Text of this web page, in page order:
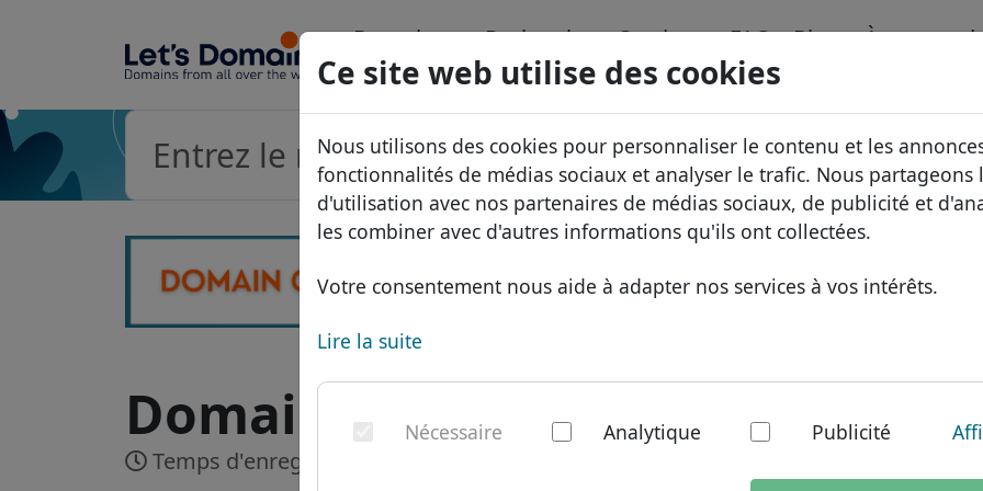
Ce site web utilise des cookies
Nous utilisons des cookies pour personnaliser le contenu et les
fonctionnalités de médias sociaux et analyser le trafic. Nous partageons
d'utilisation avec nos partenaires de médias sociaux, de publicité et
les combiner avec d'autres informations qu'ils ont collectées.
Votre consentement nous aide à adapter nos services à vos intérêts.
Lire la suite
Nécessaire Analytique Publicité
Domaines
Domaines asiatiques
Domaines européens
Domaines nord-
Domaines australiens
Liste des prix
Remises
Recherche Services
Hébergement DNS
WHOIS
Authentification à deux facteurs
FAQ Blog À propos
Pourquoi
Contact
.name.tr Recherche
Domaine .name.tr - domaine
Temps d'enregistrement: